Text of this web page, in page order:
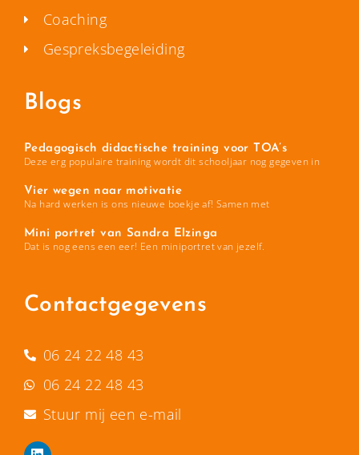
Coaching
Gespreksbegeleiding
Blogs
Pedagogisch didactische training voor TOA’s
Deze erg populaire training wordt dit schooljaar nog gegeven in
Vier wegen naar motivatie
Na hard werken is ons nieuwe boekje af! Samen met
Mini portret van Sandra Elzinga
Dat is nog eens een eer! Een miniportret van jezelf.
Contactgegevens
06 24 22 48 43
06 24 22 48 43
Stuur mij een e-mail